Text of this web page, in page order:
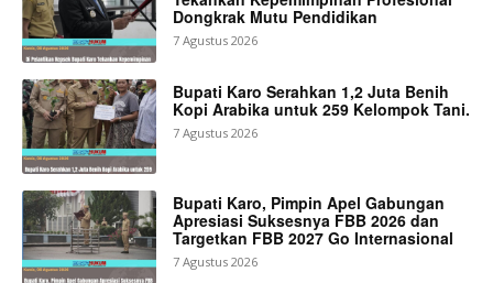
Dongkrak Mutu Pendidikan
7 Agustus 2026
Bupati Karo Serahkan 1,2 Juta Benih
Kopi Arabika untuk 259 Kelompok Tani.
7 Agustus 2026
Bupati Karo, Pimpin Apel Gabungan
Apresiasi Suksesnya FBB 2026 dan
Targetkan FBB 2027 Go Internasional
7 Agustus 2026